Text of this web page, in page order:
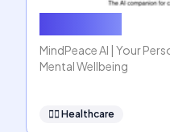
MindPeace AI | Your
Mental Wellbeing
👩‍⚕️ Healthcare